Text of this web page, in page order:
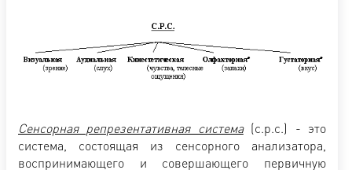
Сенсорная репрезентативная система(с.р.с.) - это
система, состоящая из сенсорного анализатора,
воспринимающего и совершающего первичную